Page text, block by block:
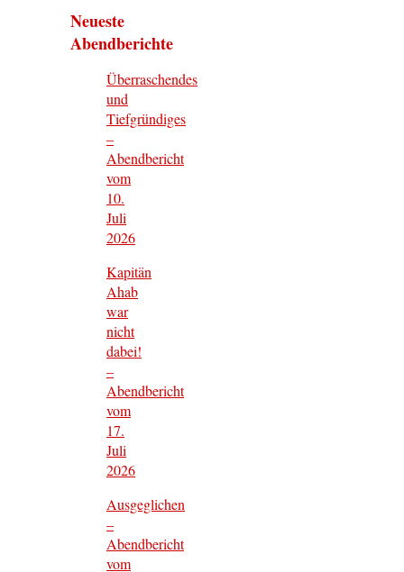
Neueste
Abendberichte
Überraschendes
und
Tiefgründiges
–
Abendbericht
vom
10.
Juli
2026
Kapitän
Ahab
war
nicht
dabei!
–
Abendbericht
vom
17.
Juli
2026
Ausgeglichen
–
Abendbericht
vom